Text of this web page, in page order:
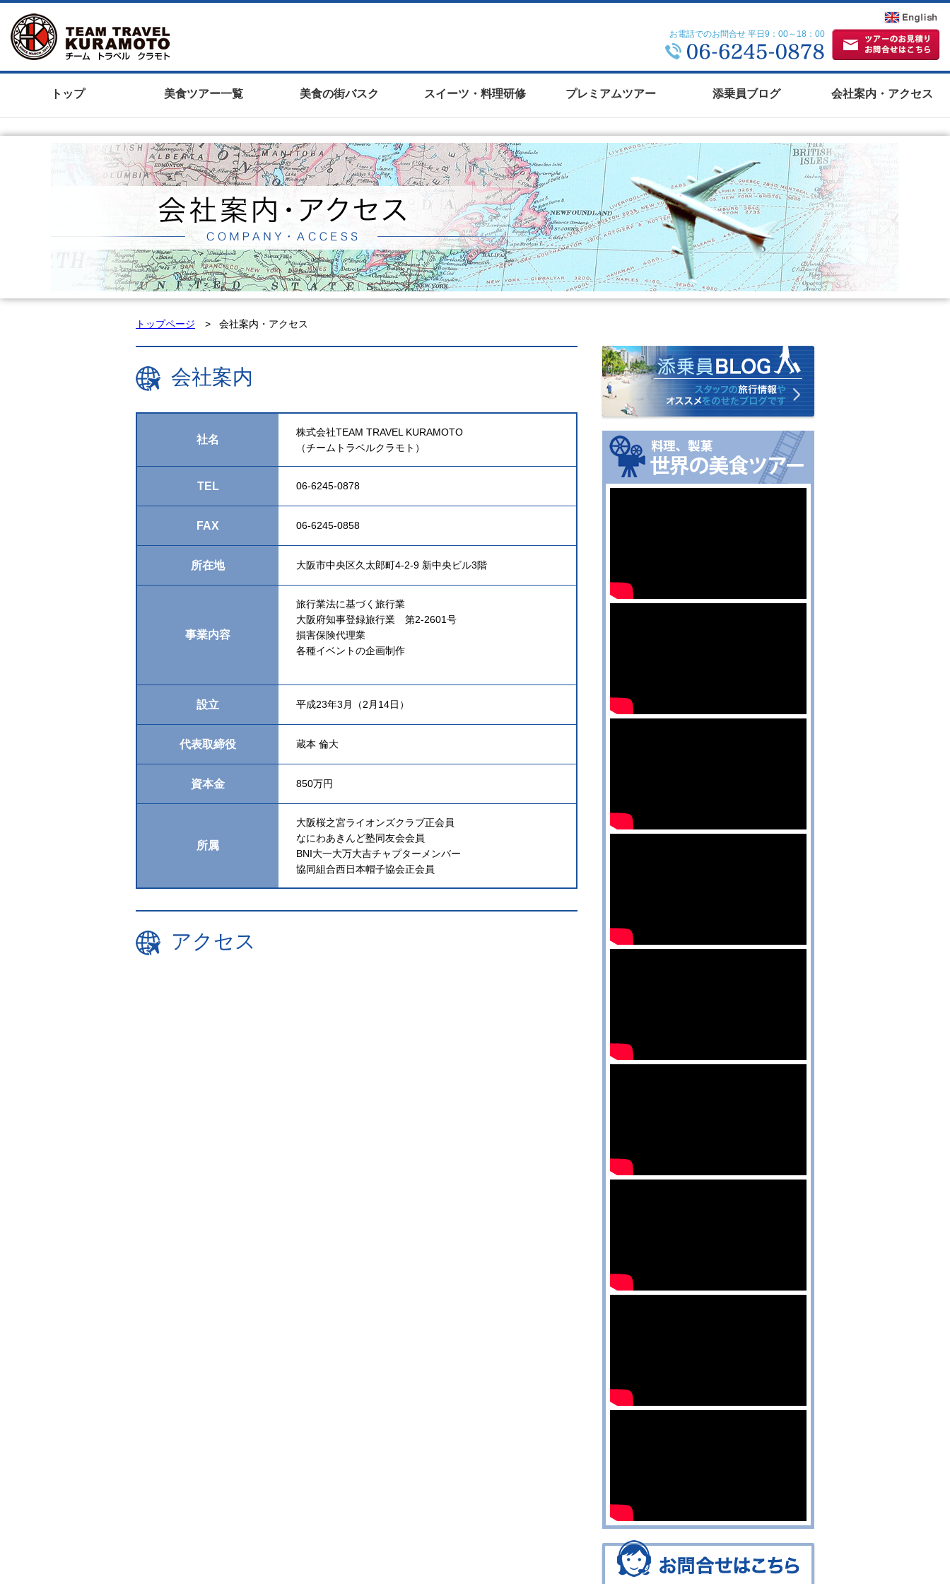
お電話でのお問合せ 平日9：00～18：00
トップ 美食ツアー一覧 美食の街バスク スイーツ・料理研修 プレミアムツアー 添乗員ブログ 会社案内・アクセス
トップページ 会社案内・アクセス
会社案内
社名
株式会社TEAM TRAVEL KURAMOTO
（チームトラベルクラモト）
TEL 06-6245-0878
FAX 06-6245-0858
所在地 大阪市中央区久太郎町4-2-9 新中央ビル3階
事業内容
旅行業法に基づく旅行業
大阪府知事登録旅行業 第2-2601号
損害保険代理業
各種イベントの企画制作
設立 平成23年3月（2月14日）
代表取締役 蔵本 倫大
資本金 850万円
所属
大阪桜之宮ライオンズクラブ正会員
なにわあきんど塾同友会会員
BNI大一大万大吉チャプターメンバー
協同組合西日本帽子協会正会員
アクセス